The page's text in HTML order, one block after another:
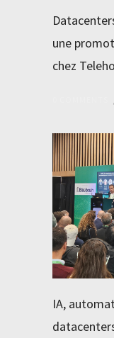
une
chez
IA,